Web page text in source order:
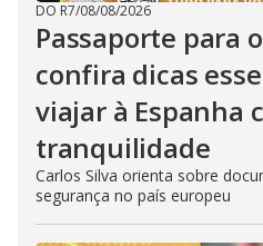
DO R7/08/08/2026
Passaporte para
confira dicas
viajar à Espanha
tranquilidade
Carlos Silva orienta sobre
segurança no país europeu